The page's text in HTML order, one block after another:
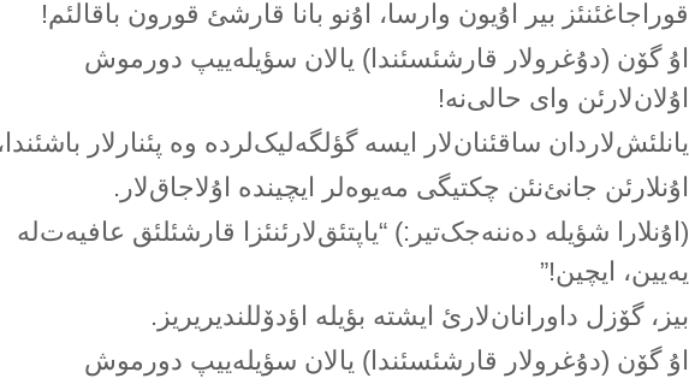
قوراجاغئنئز بیر اۇیون وارسا، اۇنو بانا قارشئ قورون باقالئم!
اۇ گۆن (دۇغرولار قارشئسئندا) یالان سؤیلەییپ دورموش
اۇلان‌لارئن وای حالی‌نە!
یانلئش‌لاردان ساقئنان‌لار ایسە گؤلگەلیک‌لردە وە پئنارلار باشئندا،
اۇنلارئن جانئ‌نئن چکتیگی مەیوەلر ایچیندە اۇلاجاق‌لار.
(اۇنلارا شؤیلە دەننەجک‌تیر:) “یاپتئق‌لارئنئزا قارشئلئق عافیەت‌لە
یەیین، ایچین!”
بیز، گۆزل داورانان‌لارئ ایشتە بؤیلە اؤدۆللندیریریز.
اۇ گۆن (دۇغرولار قارشئسئندا) یالان سؤیلەییپ دورموش